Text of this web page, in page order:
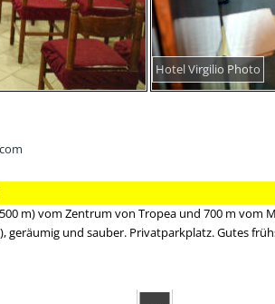
Hotel Virgilio Photo
m) vom Zentrum von Tropea und 700 m
geräumig und sauber. Privatparkplatz. Gutes